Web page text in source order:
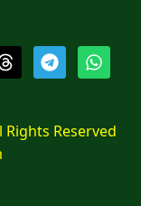
Rights Reserved